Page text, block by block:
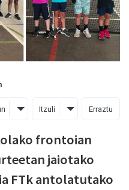
Itzuli Erraztu
frontoian
jaiotako
FTk antolatutako